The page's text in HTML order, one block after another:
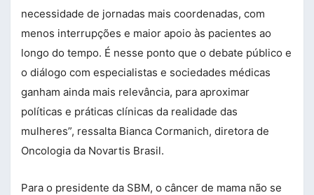
necessidade de jornadas mais coordenadas, com
menos interrupções e maior apoio às pacientes ao
longo do tempo. É nesse ponto que o debate público e
o diálogo com especialistas e sociedades médicas
ganham ainda mais relevância, para aproximar
políticas e práticas clínicas da realidade das
mulheres”, ressalta Bianca Cormanich, diretora de
Oncologia da Novartis Brasil.
Para o presidente da SBM, o câncer de mama não se